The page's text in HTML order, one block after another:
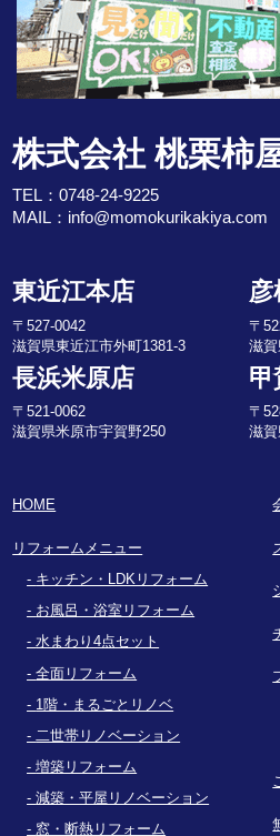
株式会社 桃栗柿
TEL：0748-24-9225
MAIL： info@momokurikakiya.com
東近江本店
〒527-0042
滋賀県東近江市外町1381-3
〒
滋
長浜米原店
〒521-0062
滋賀県米原市宇賀野250
甲
〒
滋
HOME
リフォームメニュー
キッチン・LDKリフォーム
お風呂・浴室リフォーム
水まわり4点セット
全面リフォーム
1階・まるごとリノベ
二世帯リノベーション
増築リフォーム
減築・平屋リノベーション
窓・断熱リフォーム